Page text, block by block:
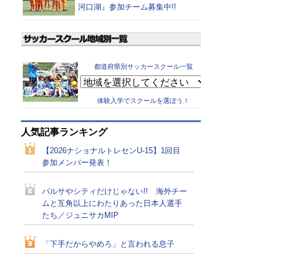
河口湖』参加チーム募集中!!
都道府県別サッカースクール一覧
体験入学でスクールを選ぼう！
人気記事ランキング
【2026ナショナルトレセンU-15】1回目
参加メンバー発表！
バルサやシティだけじゃない!! 海外チー
ムと互角以上にわたりあった日本人選手
たち／ジュニサカMIP
「下手だからやめろ」と言われる息子